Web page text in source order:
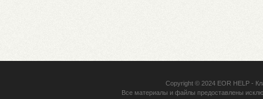
Copyright © 2024 EOR HELP-
Все материалы и файлы предоставлены